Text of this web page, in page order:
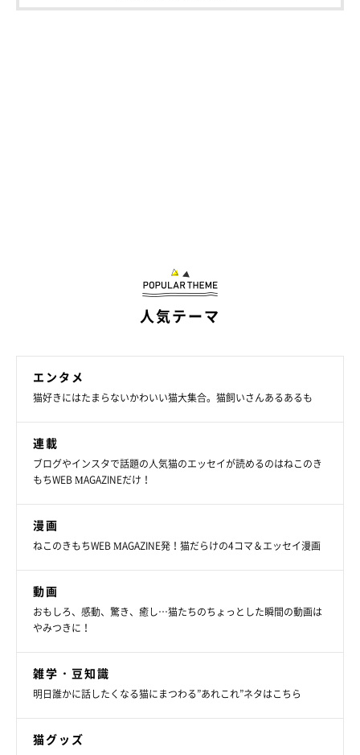
人気テーマ
エンタメ
猫好きにはたまらないかわいい猫大集合。猫飼いさんあるあるも
連載
ブログやインスタで話題の人気猫のエッセイが読めるのはねこのき
もちWEB MAGAZINEだけ！
漫画
ねこのきもちWEB MAGAZINE発！猫だらけの4コマ＆エッセイ漫画
動画
おもしろ、感動、驚き、癒し…猫たちのちょっとした瞬間の動画は
やみつきに！
雑学・豆知識
明日誰かに話したくなる猫にまつわる”あれこれ”ネタはこちら
猫グッズ